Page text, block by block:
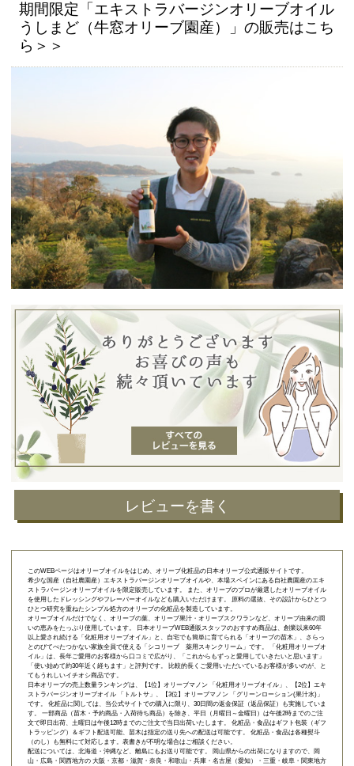
期間限定「エキストラバージンオリーブオイル
うしまど（牛窓オリーブ園産）」の販売はこち
ら＞＞
レビューを書く
このWEBページはオリーブオイルをはじめ、オリーブ化粧品の日本オリーブ公式通販サイトです。
希少な国産（自社農園産）エキストラバージンオリーブオイルや、本場スペインにある自社農園産のエキ
ストラバージンオリーブオイルを限定販売しています。 また、オリーブのプロが厳選したオリーブオイル
を使用したドレッシングやフレーバーオイルなども購入いただけます。 原料の選抜、その設計からひとつ
ひとつ研究を重ねたシンプル処方のオリーブの化粧品を製造しています。
オリーブオイルだけでなく、オリーブの葉、オリーブ果汁・オリーブスクワランなど、オリーブ由来の潤
いの恵みをたっぷり使用しています。 日本オリーブWEB通販スタッフのおすすめ商品は、創業以来60年
以上愛され続ける「 化粧用オリーブオイル 」と、自宅でも簡単に育てられる「 オリーブの苗木 」、さらっ
とのびてべたつかない家族全員で使える「 シコリーブ 薬用スキンクリーム 」です。 「化粧用オリーブオ
イル」は、長年ご愛用のお客様から口コミで広がり、「これからもずっと愛用していきたいと思います」
「使い始めて約30年近く経ちます」と評判です。 比較的長くご愛用いただいているお客様が多いのが、と
てもうれしいイチオシ商品です。
日本オリーブの売上数量ランキングは、【1位】オリーブマノン 「 化粧用オリーブオイル 」、【2位】 エキ
ストラバージンオリーブオイル 「トルトサ」 、【3位】 オリーブマノン 「グリーンローション(果汁水)」
です。 化粧品に関しては、当公式サイトでの購入に限り、 30日間の返金保証（返品保証）
も実施していま
す。 一部商品（苗木・予約商品・入荷待ち商品）を除き、平日（月曜日～金曜日）は午後2時までのご注
文で即日出荷、土曜日は午後12時までのご注文で当日出荷いたします。 化粧品・食品はギフト包装（ギフ
トラッピング）＆ギフト配送可能、苗木は指定の送り先への配送は可能です。 化粧品・食品は各種熨斗
（のし）も無料にて対応します。表書きが不明な場合はご相談ください。
配送については、北海道・沖縄など、離島にもお送り可能です。 岡山県からの出荷になりますので、岡
山・広島・関西地方の 大阪・京都・滋賀・奈良・和歌山・兵庫・名古屋（愛知）・三重・岐阜・関東地方